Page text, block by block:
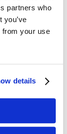
partners who
you’ve
from your use
details
Provinzen